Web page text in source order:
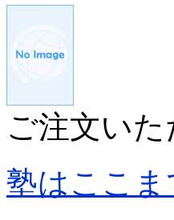
ご注文い
塾はここ